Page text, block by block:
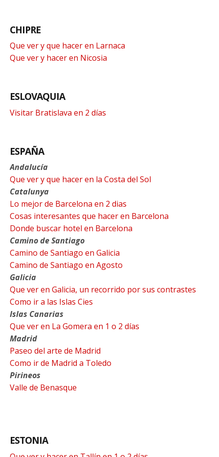
CHIPRE
Que ver y que hacer en Larnaca
Que ver y hacer en Nicosia
ESLOVAQUIA
Visitar Bratislava en 2 días
ESPAÑA
Andalucía
Que ver y que hacer en la Costa del Sol
Catalunya
Lo mejor de Barcelona en 2 dias
Cosas interesantes que hacer en Barcelona
Donde buscar hotel en Barcelona
Camino de Santiago
Camino de Santiago en Galicia
Camino de Santiago en Agosto
Galicia
Que ver en Galicia, un recorrido por sus contrastes
Como ir a las Islas Cies
Islas Canarias
Que ver en La Gomera en 1 o 2 días
Madrid
Paseo del arte de Madrid
Como ir de Madrid a Toledo
Pirineos
Valle de Benasque
ESTONIA